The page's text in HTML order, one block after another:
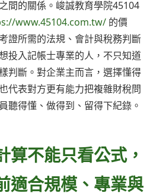
間的關係。峻誠教育學院45104
www.45104.com.tw/ 的價
證所需的法規、會計與稅務判斷
投入記帳士專業的人，不只知道
判斷。對企業主而言，選擇懂得
代表對方更有能力把複雜財稅問
聽得懂、做得到、留得下紀錄。
算不能只看公式，
適合規模、專業與